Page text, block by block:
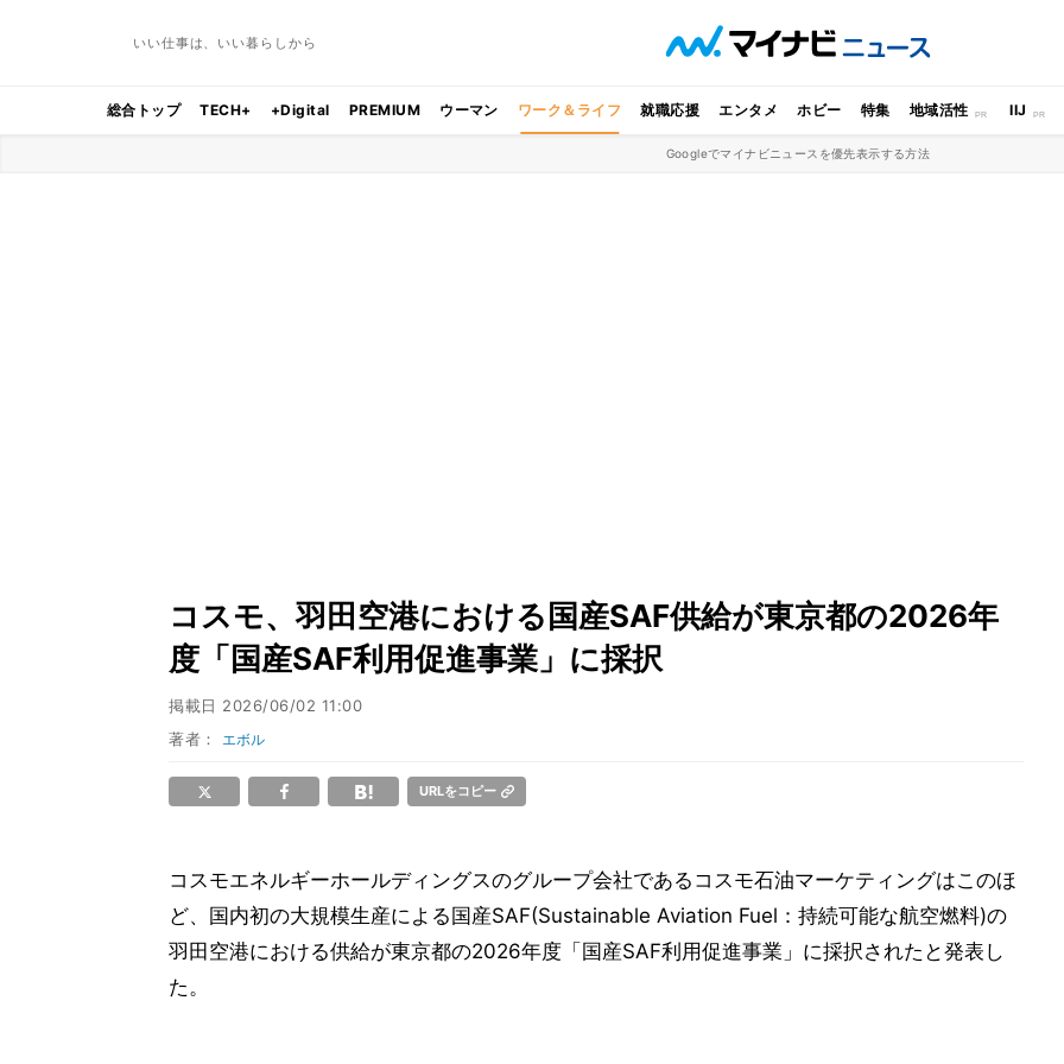
いい仕事は、いい暮らしから
総合トップ TECH+ +Digital PREMIUM ウーマン ワーク＆ライフ 就職応援 エンタメ ホビー 特集 地域活性 IIJ
Googleでマイナビニュースを優先表示する方法
コスモ、羽田空港における国産SAF供給が東京都の2026年
度「国産SAF利用促進事業」に採択
掲載日 2026/06/02 11:00
著者： エボル
URLをコピー
コスモエネルギーホールディングスのグループ会社であるコスモ石油マーケティングはこのほ
ど、国内初の大規模生産による国産SAF(Sustainable Aviation Fuel：持続可能な航空燃料)の
羽田空港における供給が東京都の2026年度「国産SAF利用促進事業」に採択されたと発表し
た。